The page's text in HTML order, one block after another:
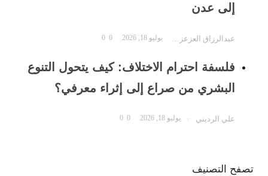
إلى عدن
يوليو 18, 2026
فلسفة احترام الاختلاف: كيف يتحول التنوع
البشري من صراع إلى إثراء معرفي؟
علي الرديني يوليو 18, 2026
تصفح التصنيف